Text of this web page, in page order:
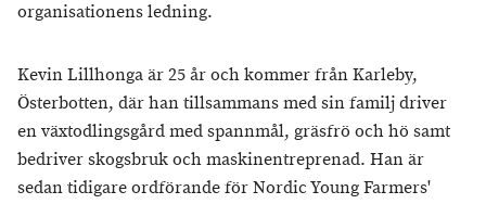
organisationens ledning.
Kevin Lillhonga är 25 år och kommer från Karleby,
Österbotten, där han tillsammans med sin familj driver
en växtodlingsgård med spannmål, gräsfrö och hö samt
bedriver skogsbruk och maskinentreprenad. Han är
sedan tidigare ordförande för Nordic Young Farmers'